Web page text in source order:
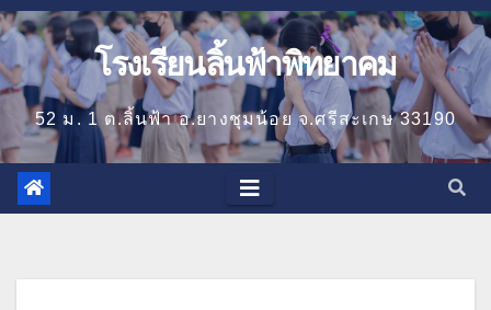
โรงเรียนลิ้นฟ้าพิทยาคม
52 ม. 1 ต.ลิ้นฟ้า อ.ยางชุมน้อย จ.ศรีสะเกษ 33190